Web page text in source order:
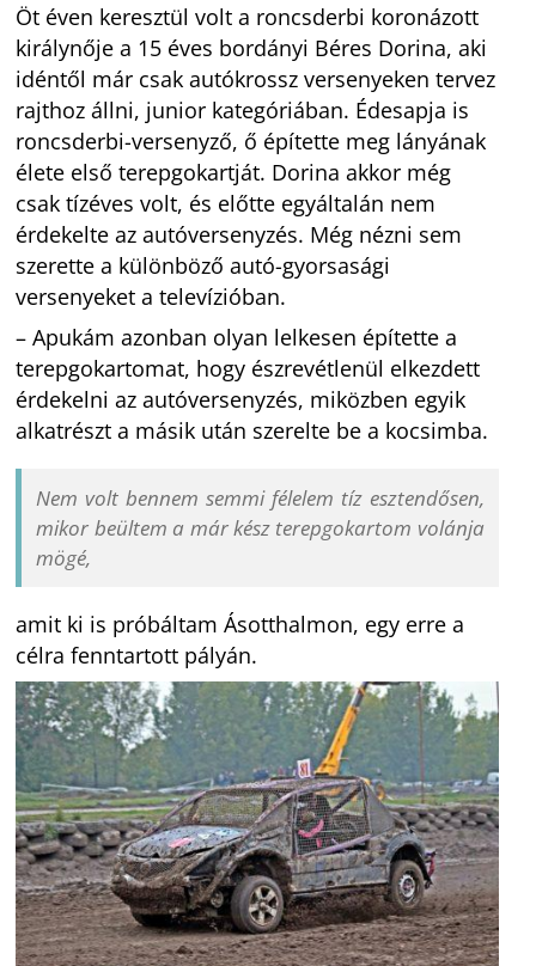
Öt éven keresztül volt a roncsderbi koronázott
királynője a 15 éves bordányi Béres Dorina, aki
idéntől már csak autókrossz versenyeken tervez
rajthoz állni, junior kategóriában. Édesapja is
roncsderbi-versenyző, ő építette meg lányának
élete első terepgokartját. Dorina akkor még
csak tízéves volt, és előtte egyáltalán nem
érdekelte az autóversenyzés. Még nézni sem
szerette a különböző autó-gyorsasági
versenyeket a televízióban.
– Apukám azonban olyan lelkesen építette a
terepgokartomat, hogy észrevétlenül elkezdett
érdekelni az autóversenyzés, miközben egyik
alkatrészt a másik után szerelte be a kocsimba.
Nem volt bennem semmi félelem tíz esztendősen,
mikor beültem a már kész terepgokartom volánja
mögé,
amit ki is próbáltam Ásotthalmon, egy erre a
célra fenntartott pályán.